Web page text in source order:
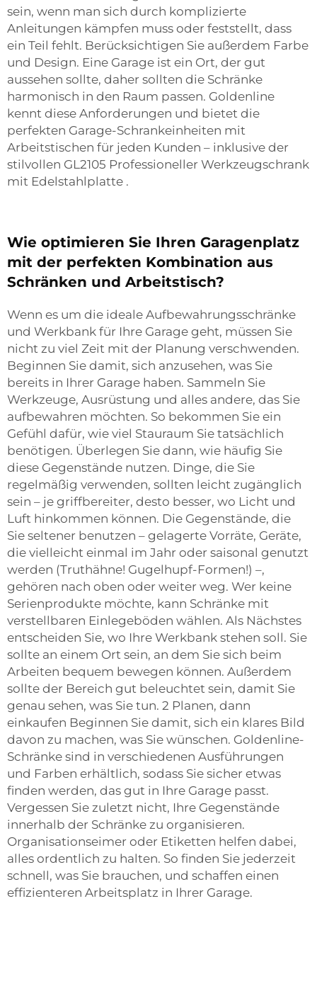
sein, wenn man sich durch komplizierte
Anleitungen kämpfen muss oder feststellt, dass
ein Teil fehlt. Berücksichtigen Sie außerdem Farbe
und Design. Eine Garage ist ein Ort, der gut
aussehen sollte, daher sollten die Schränke
harmonisch in den Raum passen. Goldenline
kennt diese Anforderungen und bietet die
perfekten Garage-Schrankeinheiten mit
Arbeitstischen für jeden Kunden – inklusive der
stilvollen GL2105 Professioneller Werkzeugschrank
mit Edelstahlplatte .
Wie optimieren Sie Ihren Garagenplatz
mit der perfekten Kombination aus
Schränken und Arbeitstisch?
Wenn es um die ideale Aufbewahrungsschränke
und Werkbank für Ihre Garage geht, müssen Sie
nicht zu viel Zeit mit der Planung verschwenden.
Beginnen Sie damit, sich anzusehen, was Sie
bereits in Ihrer Garage haben. Sammeln Sie
Werkzeuge, Ausrüstung und alles andere, das Sie
aufbewahren möchten. So bekommen Sie ein
Gefühl dafür, wie viel Stauraum Sie tatsächlich
benötigen. Überlegen Sie dann, wie häufig Sie
diese Gegenstände nutzen. Dinge, die Sie
regelmäßig verwenden, sollten leicht zugänglich
sein – je griffbereiter, desto besser, wo Licht und
Luft hinkommen können. Die Gegenstände, die
Sie seltener benutzen – gelagerte Vorräte, Geräte,
die vielleicht einmal im Jahr oder saisonal genutzt
werden (Truthähne! Gugelhupf-Formen!) –,
gehören nach oben oder weiter weg. Wer keine
Serienprodukte möchte, kann Schränke mit
verstellbaren Einlegeböden wählen. Als Nächstes
entscheiden Sie, wo Ihre Werkbank stehen soll. Sie
sollte an einem Ort sein, an dem Sie sich beim
Arbeiten bequem bewegen können. Außerdem
sollte der Bereich gut beleuchtet sein, damit Sie
genau sehen, was Sie tun. 2 Planen, dann
einkaufen Beginnen Sie damit, sich ein klares Bild
davon zu machen, was Sie wünschen. Goldenline-
Schränke sind in verschiedenen Ausführungen
und Farben erhältlich, sodass Sie sicher etwas
finden werden, das gut in Ihre Garage passt.
Vergessen Sie zuletzt nicht, Ihre Gegenstände
innerhalb der Schränke zu organisieren.
Organisationseimer oder Etiketten helfen dabei,
alles ordentlich zu halten. So finden Sie jederzeit
schnell, was Sie brauchen, und schaffen einen
effizienteren Arbeitsplatz in Ihrer Garage.